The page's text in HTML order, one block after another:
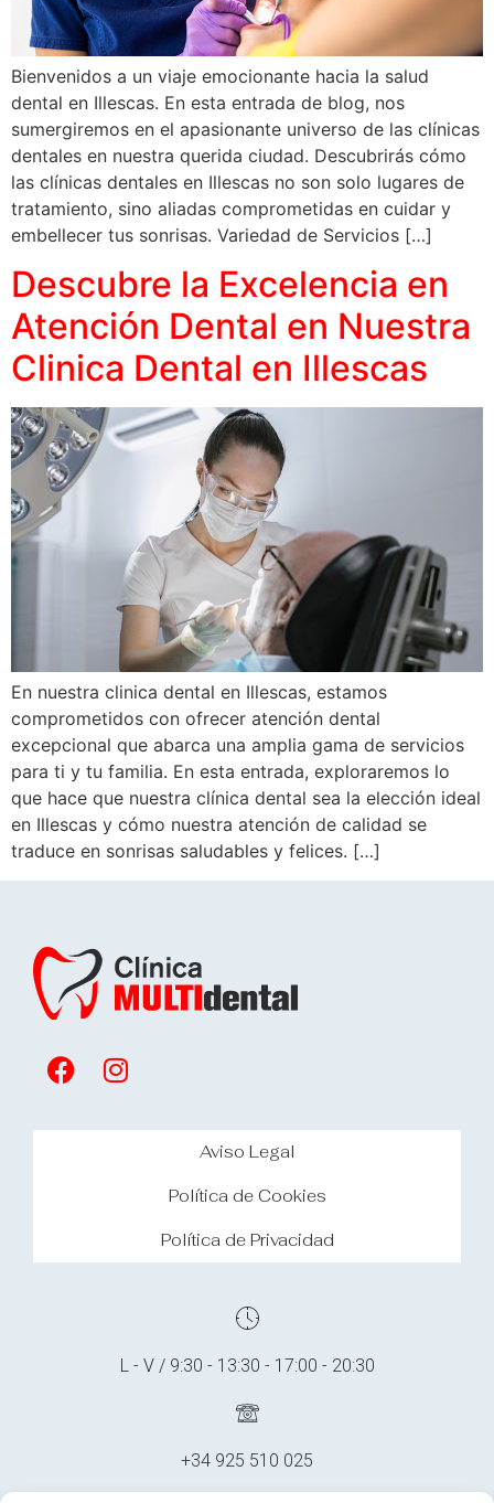
Bienvenidos a un viaje emocionante hacia la salud
dental en Illescas. En esta entrada de blog, nos
sumergiremos en el apasionante universo de las clínicas
dentales en nuestra querida ciudad. Descubrirás cómo
las clínicas dentales en Illescas no son solo lugares de
tratamiento, sino aliadas comprometidas en cuidar y
embellecer tus sonrisas. Variedad de Servicios […]
Descubre la Excelencia en
Atención Dental en Nuestra
Clinica Dental en Illescas
En nuestra clinica dental en Illescas, estamos
comprometidos con ofrecer atención dental
excepcional que abarca una amplia gama de servicios
para ti y tu familia. En esta entrada, exploraremos lo
que hace que nuestra clínica dental sea la elección ideal
en Illescas y cómo nuestra atención de calidad se
traduce en sonrisas saludables y felices. […]
Aviso Legal
Política de Cookies
Política de Privacidad
L - V / 9:30 - 13:30 - 17:00 - 20:30
+34 925 510 025